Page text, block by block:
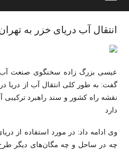
انتقال آب دریای خزر به
عیسی بزرگ زاده سخنگوی صنعت آب
گفت: به طور کلی انتقال آب از دریا در
نقشه راه کشور و سند راهبرد ترکیبی
دارد
وی ادامه داد: در مورد استفاده از
چه در ساحل و چه مگان‌های دیگر